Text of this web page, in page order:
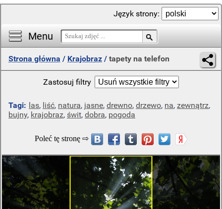
Menu
Język strony:
Strona główna / Krajobraz / tapety na telefon
Zastosuj filtry
Tagi: las, liść, natura, jasne, drewno, drzewo, na, zewnątrz,
bujny, krajobraz, świt, dobra, pogoda